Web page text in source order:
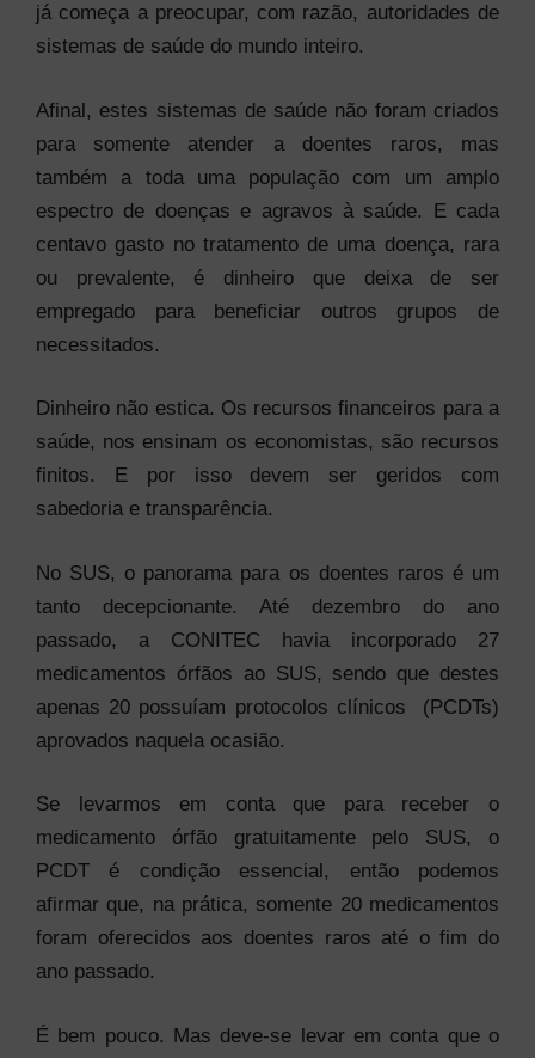
já começa a preocupar, com razão, autoridades de
sistemas de saúde do mundo inteiro.
Afinal, estes sistemas de saúde não foram criados
para somente atender a doentes raros, mas
também a toda uma população com um amplo
espectro de doenças e agravos à saúde. E cada
centavo gasto no tratamento de uma doença, rara
ou prevalente, é dinheiro que deixa de ser
empregado para beneficiar outros grupos de
necessitados.
Dinheiro não estica. Os recursos financeiros para a
saúde, nos ensinam os economistas, são recursos
finitos. E por isso devem ser geridos com
sabedoria e transparência.
No SUS, o panorama para os doentes raros é um
tanto decepcionante. Até dezembro do ano
passado, a CONITEC havia incorporado 27
medicamentos órfãos ao SUS, sendo que destes
apenas 20 possuíam protocolos clínicos (PCDTs)
aprovados naquela ocasião.
Se levarmos em conta que para receber o
medicamento órfão gratuitamente pelo SUS, o
PCDT é condição essencial, então podemos
afirmar que, na prática, somente 20 medicamentos
foram oferecidos aos doentes raros até o fim do
ano passado.
É bem pouco. Mas deve-se levar em conta que o